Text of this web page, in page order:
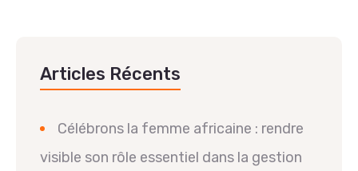
Articles Récents
Célébrons la femme africaine : rendre
visible son rôle essentiel dans la gestion